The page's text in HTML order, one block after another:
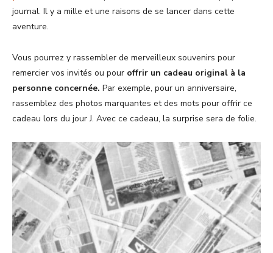
journal. Il y a mille et une raisons de se lancer dans cette
aventure.
Vous pourrez y rassembler de merveilleux souvenirs pour
remercier vos invités ou pour offrir un cadeau original à la
personne concernée. Par exemple, pour un anniversaire,
rassemblez des photos marquantes et des mots pour offrir ce
cadeau lors du jour J. Avec ce cadeau, la surprise sera de folie.